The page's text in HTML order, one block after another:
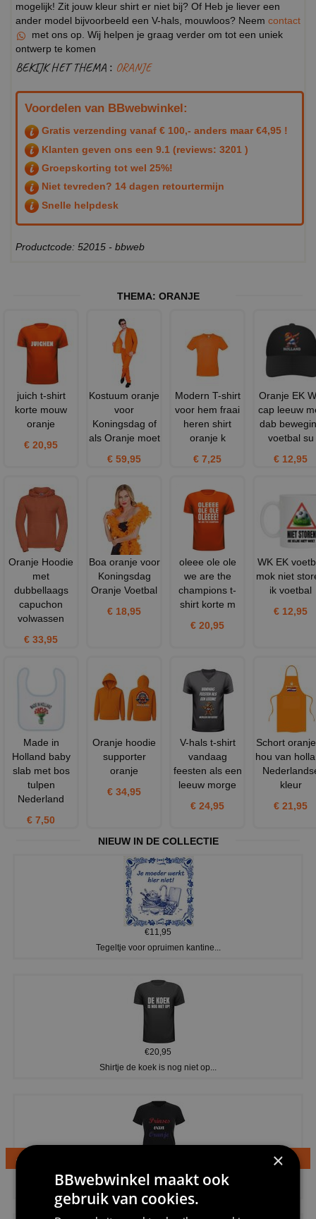
mogelijk! Zit jouw kleur shirt er niet bij? Of Heb je liever een
ander model bijvoorbeeld een V-hals, mouwloos? Neem contact
met ons op. Wij helpen je graag verder om tot een uniek
ontwerp te komen
BEKIJK HET THEMA : ORANJE
Voordelen van BBwebwinkel:
Gratis verzending vanaf € 100,- anders maar €4,95 !
Klanten geven ons een 9.1 (reviews: 3201 )
Groepskorting tot wel 25%!
Niet tevreden? 14 dagen retourtermijn
Snelle helpdesk
Productcode: 52015 - bbweb
THEMA: ORANJE
juich t-shirt
korte mouw
oranje
€ 20,95
Kostuum oranje
voor
Koningsdag of
als Oranje moet
€ 59,95
Modern T-shirt
voor hem fraai
heren shirt
oranje k
€ 7,25
Oranje EK
cap leeuw
dab
voetbal su
€ 12,95
Oranje Hoodie
met
dubbellaags
capuchon
volwassen
€ 33,95
Boa oranje voor
Koningsdag
Oranje Voetbal
€ 18,95
oleee ole ole
we are the
champions t-
shirt korte m
€ 20,95
WK EK
mok niet
ik voetbal
€ 12,95
Made in
Holland baby
slab met bos
tulpen
Nederland
€ 7,50
Oranje hoodie
supporter
oranje
€ 34,95
V-hals t-shirt
vandaag
feesten als een
leeuw morge
€ 24,95
Schort
hou van
kleur
€ 21,95
NIEUW IN DE COLLECTIE
€11,95
Tegeltje voor opruimen kantine...
€20,95
Shirtje de koek is nog niet op...
€24,95
Dames v hals t-shirt prinses v...
×
BBwebwinkel maakt ook
gebruik van cookies.